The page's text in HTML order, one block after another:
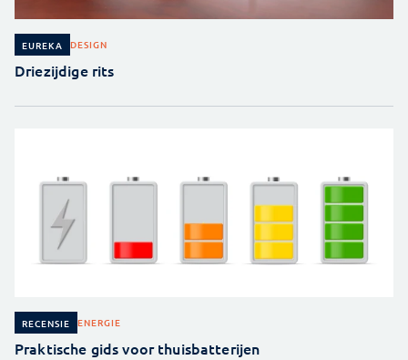
EUREKA DESIGN
Driezijdige rits
RECENSIE ENERGIE
Praktische gids voor thuisbatterijen